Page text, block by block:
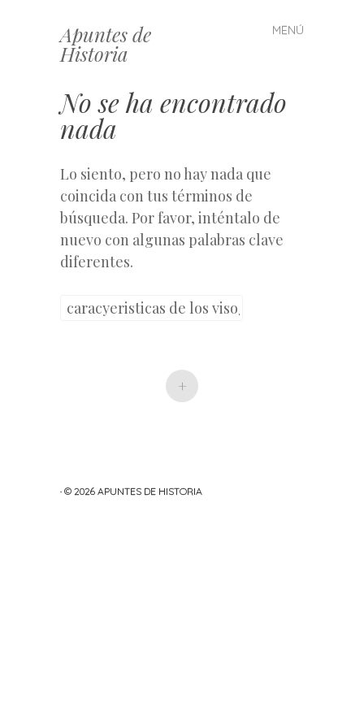
Apuntes de
Historia
MENÚ
Saltar
al
No se ha encontrado
nada
Lo siento, pero no hay nada que
coincida con tus términos de
búsqueda. Por favor, inténtalo de
nuevo con algunas palabras clave
diferentes.
Buscar
+
· © 2026 APUNTES DE HISTORIA